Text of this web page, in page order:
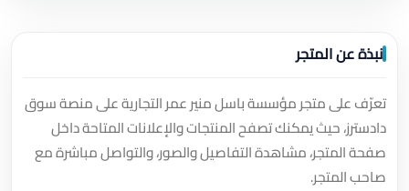
نبذة عن المتجر
تعرّف على متجر مؤسسة باسل منير عمر التجارية على منصة سوق
دادسترز، حيث يمكنك تصفح المنتجات والإعلانات المتاحة داخل
صفحة المتجر، مشاهدة التفاصيل والصور، والتواصل مباشرة مع
صاحب المتجر.